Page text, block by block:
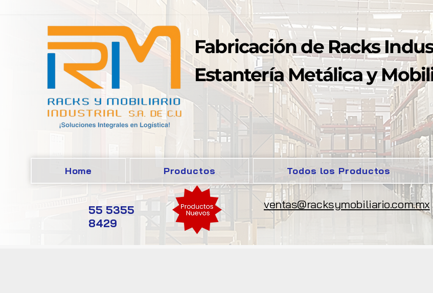
Fabricación de Racks
Estantería Metálica y
Home Productos Todos los Productos
55 5355
8429
ventas@racksymobiliario.com.mx